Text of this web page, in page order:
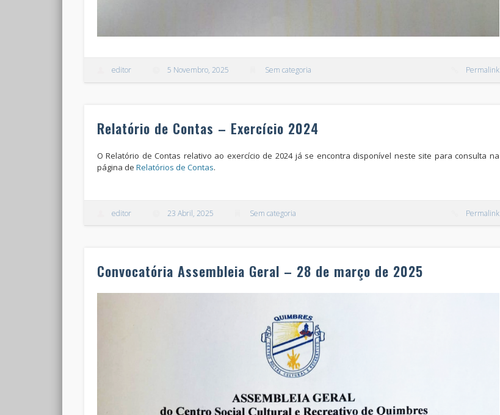
editor 5 Novembro, 2025 Sem categoria Permalink
Relatório de Contas – Exercício 2024
O Relatório de Contas relativo ao exercício de 2024 já se encontra disponível neste site para consulta na
página de Relatórios de Contas.
editor 23 Abril, 2025 Sem categoria Permalink
Convocatória Assembleia Geral – 28 de março de 2025